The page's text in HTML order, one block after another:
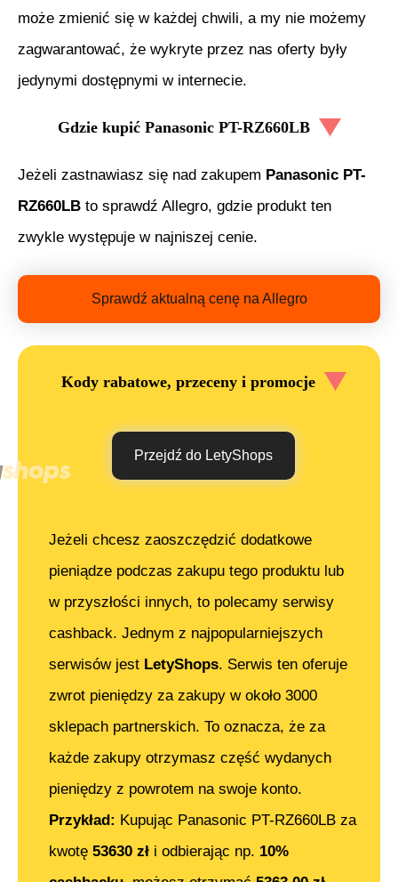
może zmienić się w każdej chwili, a my nie możemy
zagwarantować, że wykryte przez nas oferty były
jedynymi dostępnymi w internecie.
Gdzie kupić Panasonic PT-RZ660LB
Jeżeli zastnawiasz się nad zakupem Panasonic PT-
RZ660LB to sprawdź Allegro, gdzie produkt ten
zwykle występuje w najniszej cenie.
Sprawdź aktualną cenę na Allegro
Kody rabatowe, przeceny i promocje
Przejdź do LetyShops
Jeżeli chcesz zaoszczędzić dodatkowe
pieniądze podczas zakupu tego produktu lub
w przyszłości innych, to polecamy serwisy
cashback. Jednym z najpopularniejszych
serwisów jest LetyShops. Serwis ten oferuje
zwrot pieniędzy za zakupy w około 3000
sklepach partnerskich. To oznacza, że za
każde zakupy otrzymasz część wydanych
pieniędzy z powrotem na swoje konto.
Przykład: Kupując Panasonic PT-RZ660LB za
kwotę 53630 zł i odbierając np. 10%